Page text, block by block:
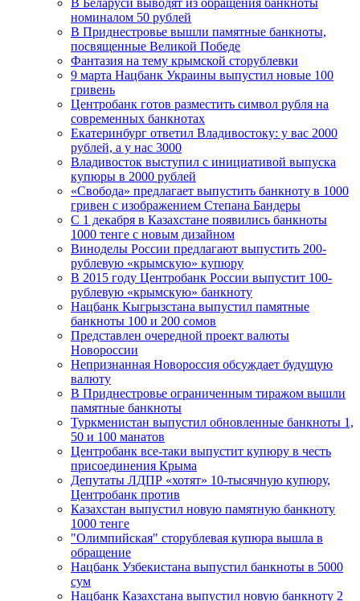
номиналом 50 рублей
В Приднестровье вышли памятные банкноты,
посвященные Великой Победе
Фантазия на тему крымской сторублевки
9 марта Нацбанк Украины выпустил новые 100
гривень
Центробанк готов разместить символ рубля на
современных банкнотах
Екатеринбург ответил Владивостоку: у вас 2000
рублей, а у нас 3000
Владивосток выступил с инициативой выпуска
купюры в 2000 рублей
«Свобода» предлагает выпустить банкноту в 1000
гривен с изображением Степана Бандеры
С 1 декабря в Казахстане появились банкноты
1000 тенге с новым дизайном
Виноделы России предлагают выпустить 200-
рублевую «крымскую» купюру
В 2015 году Центробанк России выпустит 100-
рублевую «крымскую» банкноту
Нацбанк Кыгрызстана выпустил памятные
банкноты 100 и 200 сомов
Представлен очередной проект валюты
Новороссии
Непризнанная Новороссия обсуждает будущую
валюту
В Приднестровье ограниченным тиражом вышли
памятные банкноты
Туркменистан выпустил обновленные банкноты 1,
50 и 100 манатов
Центробанк все-таки выпустит купюру в честь
присоединения Крыма
Депутаты ЛДПР «хотят» 10-тысячную купюру,
Центробанк против
Казахстан выпустил новую памятную банкноту
1000 тенге
"Олимпийская" сторублевая купюра вышла в
обращение
Нацбанк Узбекистана выпустил банкноты в 5000
сум
Нацбанк Казахстана выпустил новую банкноту 2